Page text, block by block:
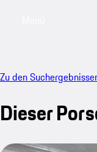
Zu den
Dieser